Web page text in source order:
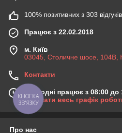
100% позитивних з 303
Працює з 22.02.2018
м. Київ
03045, Столичне шосе, 104B,
Контакти
Сьогодні працює з 08:00 до
Показати весь графік
Про нас
КНОПКА
ЗВ'ЯЗКУ